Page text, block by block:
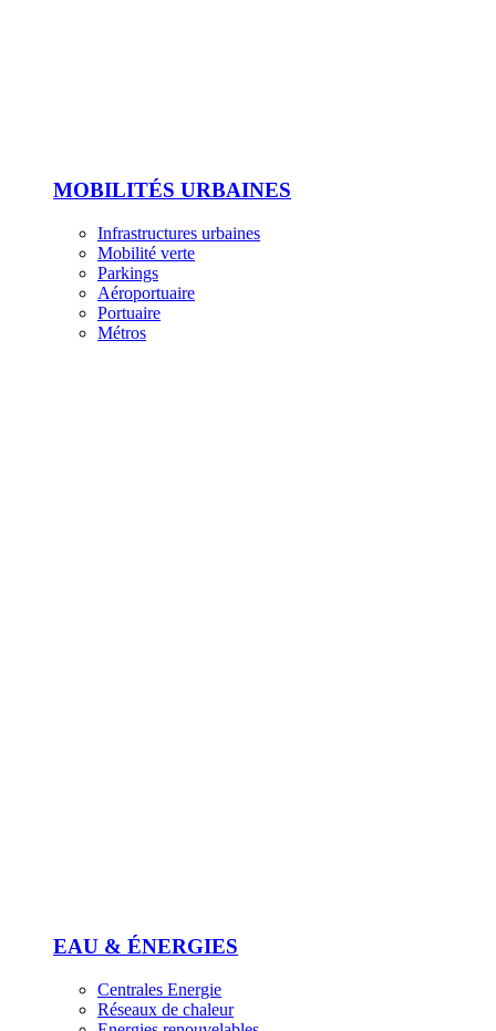
MOBILITÉS URBAINES
Infrastructures urbaines
Mobilité verte
Parkings
Aéroportuaire
Portuaire
Métros
EAU & ÉNERGIES
Centrales Energie
Réseaux de chaleur